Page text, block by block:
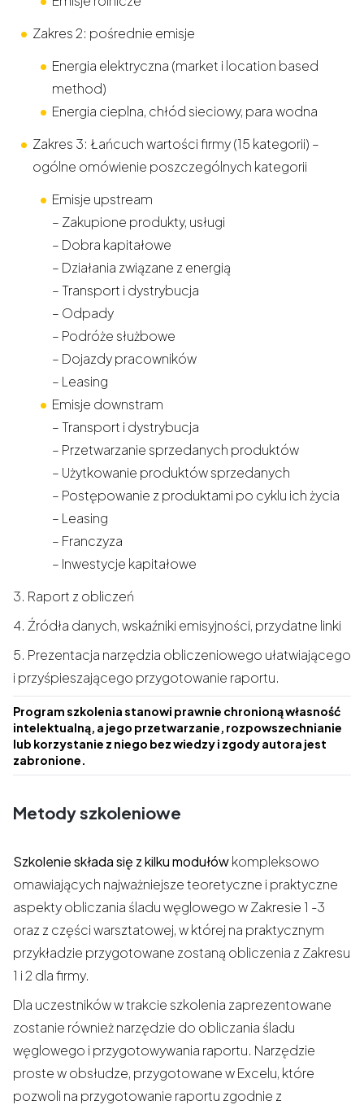
Zakres 2: pośrednie emisje
Energia elektryczna (market i location based
method)
Energia cieplna, chłód sieciowy, para wodna
Zakres 3: Łańcuch wartości firmy (15 kategorii) –
ogólne omówienie poszczególnych kategorii
Emisje upstream
– Zakupione produkty, usługi
– Dobra kapitałowe
– Działania związane z energią
– Transport i dystrybucja
– Odpady
– Podróże służbowe
– Dojazdy pracowników
– Leasing
Emisje downstram
– Transport i dystrybucja
– Przetwarzanie sprzedanych produktów
– Użytkowanie produktów sprzedanych
– Postępowanie z produktami po cyklu ich życia
– Leasing
– Franczyza
– Inwestycje kapitałowe
3. Raport z obliczeń
4. Źródła danych, wskaźniki emisyjności, przydatne linki
5. Prezentacja narzędzia obliczeniowego ułatwiającego
i przyśpieszającego przygotowanie raportu.
Program szkolenia stanowi prawnie chronioną własność
intelektualną, a jego przetwarzanie, rozpowszechnianie
lub korzystanie z niego bez wiedzy i zgody autora jest
zabronione.
Metody szkoleniowe
Szkolenie składa się z kilku modułówkompleksowo
omawiających najważniejsze teoretyczne i praktyczne
aspekty obliczania śladu węglowego w Zakresie 1 -3
oraz z części warsztatowej, w której na praktycznym
przykładzie przygotowane zostaną obliczenia z Zakresu
1 i 2 dla firmy.
Dla uczestników w trakcie szkolenia zaprezentowane
zostanie również narzędzie do obliczania śladu
węglowego i przygotowywania raportu. Narzędzie
proste w obsłudze, przygotowane w Excelu, które
pozwoli na przygotowanie raportu zgodnie z